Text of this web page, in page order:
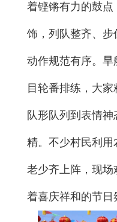
着铿锵有力的鼓点
饰，列队整齐、
动作规范有序。
目轮番排练，大
队形队列到表情
精。不少村民利
老少齐上阵，现
着喜庆祥和的节日